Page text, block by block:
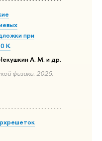
при
K
А. М. и др.
физики. 2025.